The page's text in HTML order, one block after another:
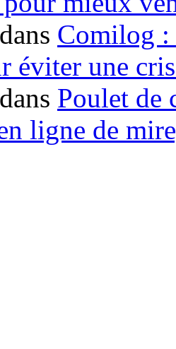
dans Comilog :
éviter une
dans Poulet de
ligne de